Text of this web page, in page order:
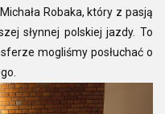
Robaka, który z pasją
słynnej polskiej jazdy. To
mogliśmy posłuchać o